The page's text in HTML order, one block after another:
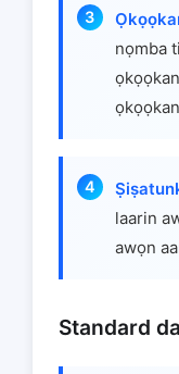
nọmba
ọkọọkan
laarin
awọn
Standard